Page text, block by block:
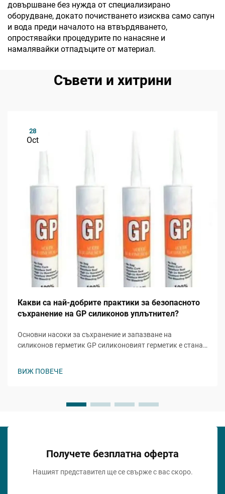
довършване без нужда от специализирано
оборудване, докато почистването изисква само сапун
и вода преди началото на втвърдяването,
опростявайки процедурите по нанасяне и
намалявайки отпадъците от материал.
Съвети и хитрини
28
Oct
Какви са най-добрите практики за безопасното
съхранение на GP силиконов уплътнител?
Основни насоки за съхранение и запазване на
силиконов герметик GP силиконовият герметик е станал
ВИЖ ПОВЕЧЕ
Получете безплатна оферта
Нашият представител ще се свърже с вас скоро.